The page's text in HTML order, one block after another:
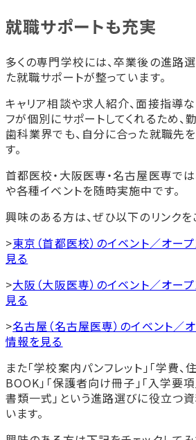
就職サポートも充実
多くの専門学校には、卒業後の進路
た就職サポートが整っています。
キャリア相談や求人紹介、面接指導
フが個別にサポートしてくれるため
歯科業界でも、自分に合った就職先
す。
首都医校・大阪医専・名古屋医専では
や各種イベントを随時実施中です。
興味のある方は、ぜひ以下のリンクを
>東京（首都医校）のイベント／オー
見る
>大阪（大阪医専）のイベント／オー
見る
>名古屋（名古屋医専）のイベント／
情報を見る
また「学校案内パンフレット」「学費
BOOK」「保護者向け冊子」「入学要
書類一式」という進路選びに役立つ
います。